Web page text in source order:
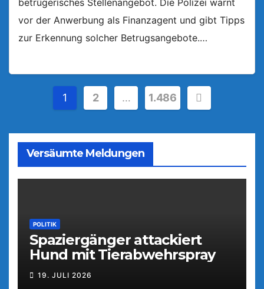
betrügerisches Stellenangebot. Die Polizei warnt
vor der Anwerbung als Finanzagent und gibt Tipps
zur Erkennung solcher Betrugsangebote.…
Seitennummerierung
Beiträge
1 2 … 1.486
Versäumte Meldungen
POLITIK
Spaziergänger attackiert
Hund mit Tierabwehrspray
19. JULI 2026